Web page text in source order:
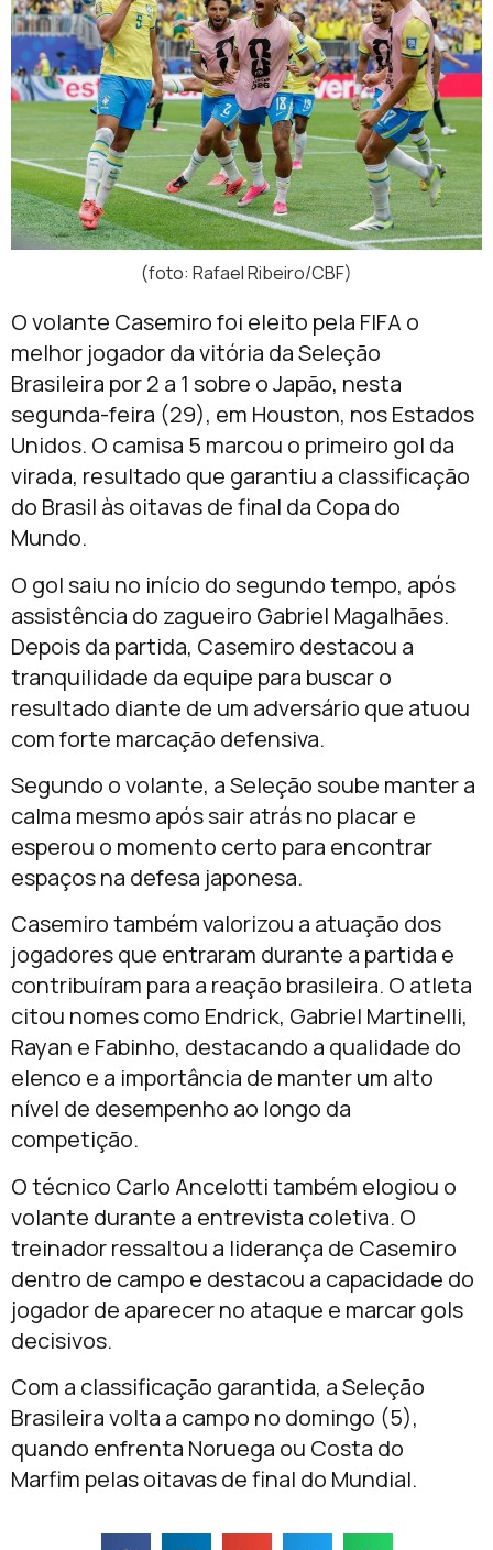
(foto: Rafael Ribeiro/CBF)
O volante Casemiro foi eleito pela FIFA o
melhor jogador da vitória da Seleção
Brasileira por 2 a 1 sobre o Japão, nesta
segunda-feira (29), em Houston, nos Estados
Unidos. O camisa 5 marcou o primeiro gol da
virada, resultado que garantiu a classificação
do Brasil às oitavas de final da Copa do
Mundo.
O gol saiu no início do segundo tempo, após
assistência do zagueiro Gabriel Magalhães.
Depois da partida, Casemiro destacou a
tranquilidade da equipe para buscar o
resultado diante de um adversário que atuou
com forte marcação defensiva.
Segundo o volante, a Seleção soube manter a
calma mesmo após sair atrás no placar e
esperou o momento certo para encontrar
espaços na defesa japonesa.
Casemiro também valorizou a atuação dos
jogadores que entraram durante a partida e
contribuíram para a reação brasileira. O atleta
citou nomes como Endrick, Gabriel Martinelli,
Rayan e Fabinho, destacando a qualidade do
elenco e a importância de manter um alto
nível de desempenho ao longo da
competição.
O técnico Carlo Ancelotti também elogiou o
volante durante a entrevista coletiva. O
treinador ressaltou a liderança de Casemiro
dentro de campo e destacou a capacidade do
jogador de aparecer no ataque e marcar gols
decisivos.
Com a classificação garantida, a Seleção
Brasileira volta a campo no domingo (5),
quando enfrenta Noruega ou Costa do
Marfim pelas oitavas de final do Mundial.